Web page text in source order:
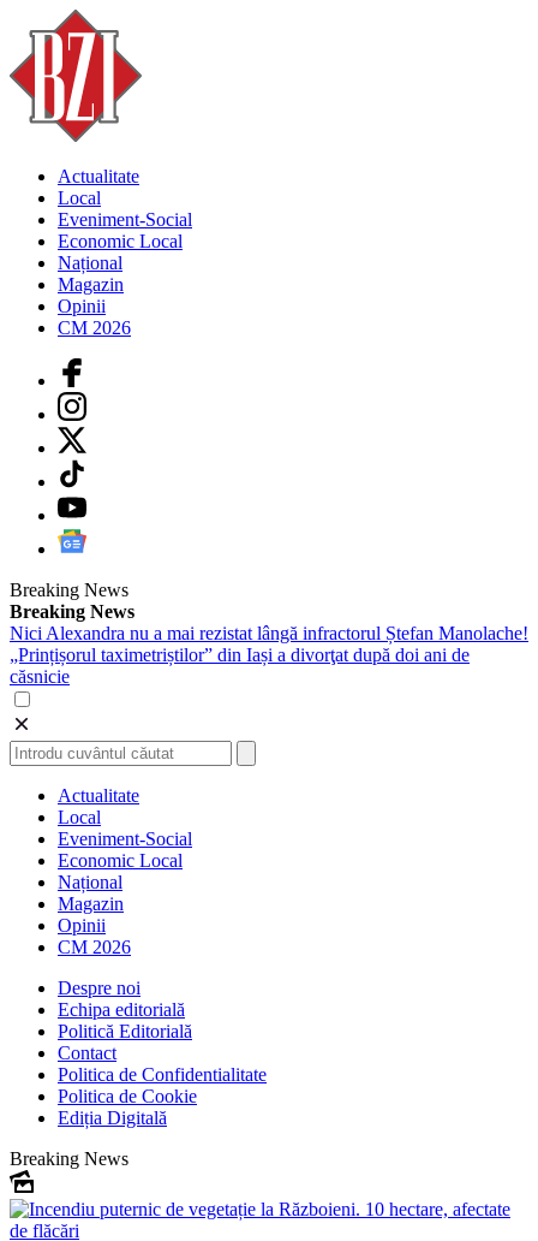
Actualitate
Local
Eveniment-Social
Economic Local
Național
Magazin
Opinii
CM 2026
Breaking News
Breaking News
Nici Alexandra nu a mai rezistat lângă infractorul Ștefan Manolache!
„Prințișorul taximetriștilor” din Iași a divorţat după doi ani de
căsnicie
Actualitate
Local
Eveniment-Social
Economic Local
Național
Magazin
Opinii
CM 2026
Despre noi
Echipa editorială
Politică Editorială
Contact
Politica de Confidentialitate
Politica de Cookie
Ediția Digitală
Breaking News